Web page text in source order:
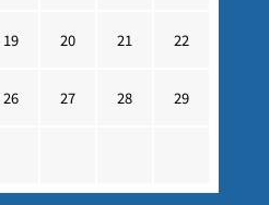
19 20 21 22
26 27 28 29